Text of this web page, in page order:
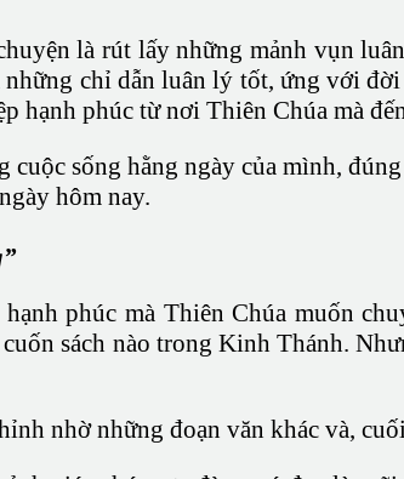
là rút lấy những mảnh vụn
chỉ dẫn luân lý tốt, ứng với
hạnh phúc từ nơi Thiên Chúa mà
sống hằng ngày của mình,
hôm nay.
phúc mà Thiên Chúa muốn
sách nào trong Kinh Thánh.
nhờ những đoạn văn khác và,